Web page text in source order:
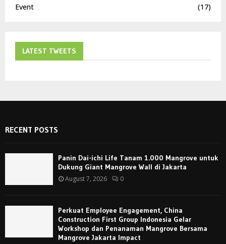
Event
(17)
LATEST TWEETS
RECENT POSTS
Panin Dai-ichi Life Tanam 1.000 Mangrove untuk
Dukung Giant Mangrove Wall di Jakarta
August 7, 2026 0
Perkuat Employee Engagement, China
Construction First Group Indonesia Gelar
Workshop dan Penanaman Mangrove Bersama
Mangrove Jakarta Impact